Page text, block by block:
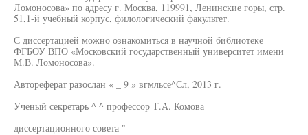
Ломоносова» по адресу г. Москва, 119991, Ленинские горы, стр.
51,1-й учебный корпус, филологический факультет.
С диссертацией можно ознакомиться в научной библиотеке
ФГБОУ ВПО «Московский государственный университет имени
М.В. Ломоносова».
Автореферат разослан « _ 9 » вгмльсе^Сл, 2013 г.
Ученый секретарь ^ ^ профессор Т.А. Комова
диссертационного совета "